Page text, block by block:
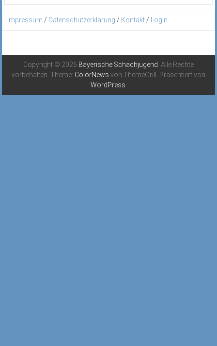
Impressum / Datenschutzerklärung / Kontakt / Login
Copyright © 2026 Bayerische Schachjugend . Alle Rechte
vorbehalten. Theme: ColorNews von ThemeGrill. Präsentiert von
WordPress